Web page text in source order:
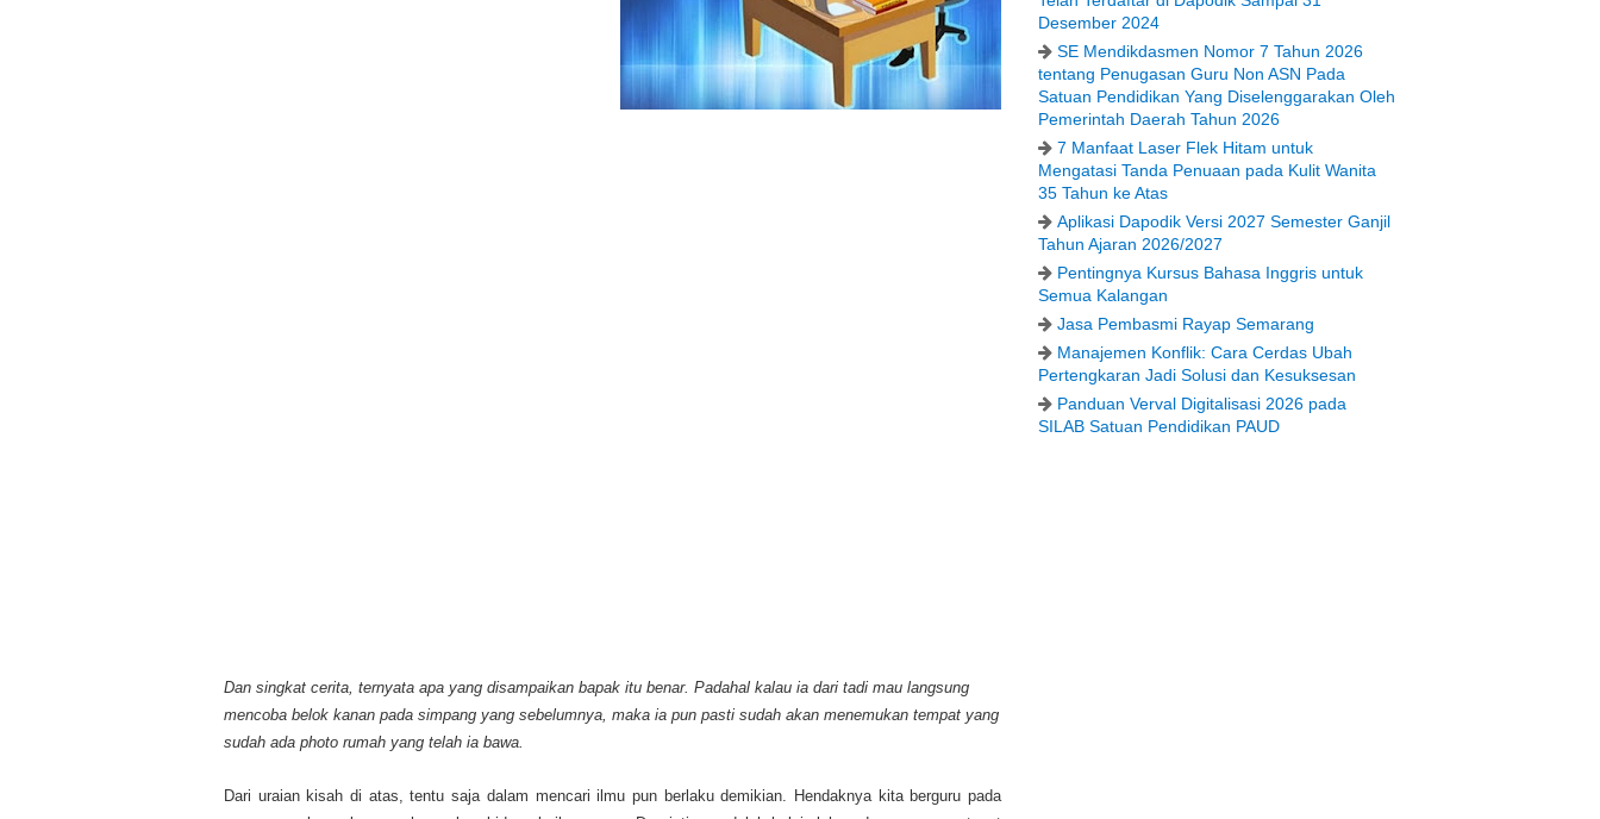
Dan singkat cerita, ternyata apa yang disampaikan bapak itu benar. Padahal kalau ia dari tadi mau langsung
mencoba belok kanan pada simpang yang sebelumnya, maka ia pun pasti sudah akan menemukan tempat yang
sudah ada photo rumah yang telah ia bawa.
Dari uraian kisah di atas, tentu saja dalam mencari ilmu pun berlaku demikian. Hendaknya kita berguru pada
Desember 2024
SE Mendikdasmen Nomor 7 Tahun 2026
tentang Penugasan Guru Non ASN Pada
Satuan Pendidikan Yang Diselenggarakan Oleh
Pemerintah Daerah Tahun 2026
7 Manfaat Laser Flek Hitam untuk
Mengatasi Tanda Penuaan pada Kulit Wanita
35 Tahun ke Atas
Aplikasi Dapodik Versi 2027 Semester Ganjil
Tahun Ajaran 2026/2027
Pentingnya Kursus Bahasa Inggris untuk
Semua Kalangan
Jasa Pembasmi Rayap Semarang
Manajemen Konflik: Cara Cerdas Ubah
Pertengkaran Jadi Solusi dan Kesuksesan
Panduan Verval Digitalisasi 2026 pada
SILAB Satuan Pendidikan PAUD